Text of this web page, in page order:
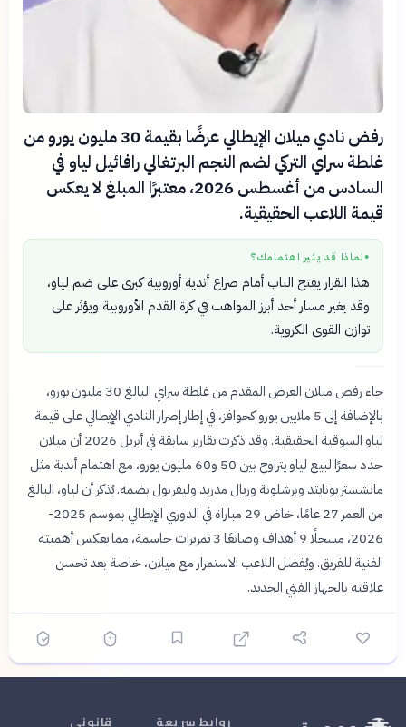
رفض نادي ميلان الإيطالي عرضًا بقيمة 30 مليون يورو من
غلطة سراي التركي لضم النجم البرتغالي رافائيل لياو في
السادس من أغسطس 2026، معتبرًا المبلغ لا يعكس
قيمة اللاعب الحقيقية.
● لماذا قد يثير اهتمامك؟
هذا القرار يفتح الباب أمام صراع أندية أوروبية كبرى على ضم لياو،
وقد يغير مسار أحد أبرز المواهب في كرة القدم الأوروبية ويؤثر على
توازن القوى الكروية.
جاء رفض ميلان العرض المقدم من غلطة سراي البالغ 30 مليون يورو،
بالإضافة إلى 5 ملايين يورو كحوافز، في إطار إصرار النادي الإيطالي على قيمة
لياو السوقية الحقيقية. وقد ذكرت تقارير سابقة في أبريل 2026 أن ميلان
حدد سعرًا لبيع لياو يتراوح بين 50 و60 مليون يورو، مع اهتمام أندية مثل
مانشستر يونايتد وبرشلونة وريال مدريد وليفربول بضمه. يُذكر أن لياو، البالغ
من العمر 27 عامًا، خاض 29 مباراة في الدوري الإيطالي بموسم 2025-
2026، مسجلًا 9 أهداف وصانعًا 3 تمريرات حاسمة، مما يعكس أهميته
الفنية للفريق. ويُفضل اللاعب الاستمرار مع ميلان، خاصة بعد تحسن
علاقته بالجهاز الفني الجديد.
روابط سريعة قانوني